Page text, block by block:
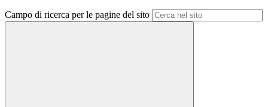
Campo di ricerca per le pagine del sito